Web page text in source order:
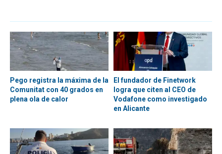
Pego registra la máxima de la
Comunitat con 40 grados en
plena ola de calor
El fundador de Finetwork
logra que citen al CEO de
Vodafone como investigado
en Alicante